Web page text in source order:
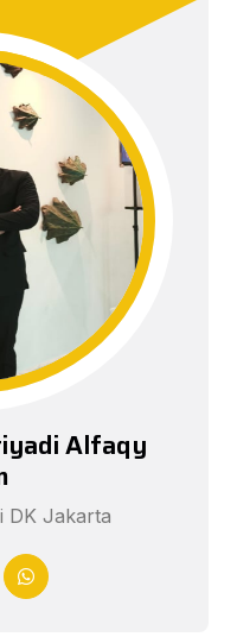
Alfaqy
DK Jakarta